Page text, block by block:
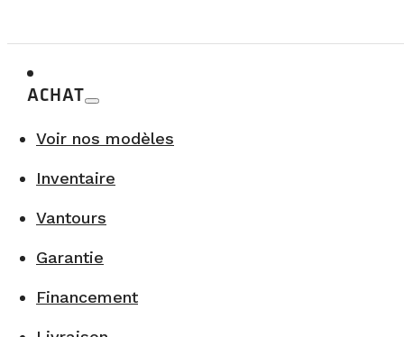
ACHAT
Voir nos modèles
Inventaire
Vantours
Garantie
Financement
La casquette VanLife Campers
30,00$
Offrir la casquette